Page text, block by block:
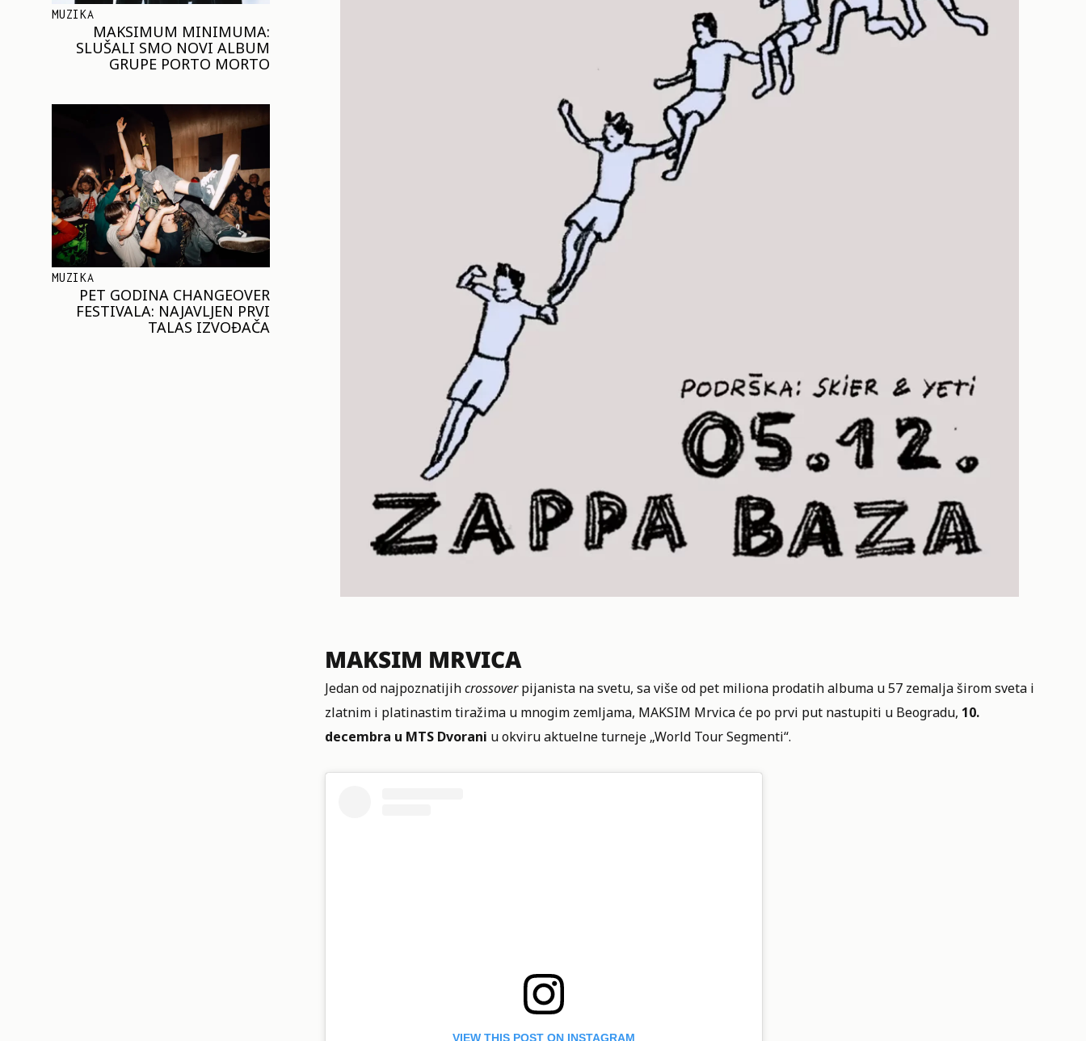
MUZIKA
MAKSIMUM MINIMUMA:
SLUŠALI SMO NOVI ALBUM
GRUPE PORTO MORTO
MUZIKA
PET GODINA CHANGEOVER
FESTIVALA: NAJAVLJEN PRVI
TALAS IZVOĐAČA
MAKSIM MRVICA
Jedan od najpoznatijihcrossoverpijanista na svetu, sa više od pet miliona prodatih albuma u 57 zemalja širom sveta i
zlatnim i platinastim tiražima u mnogim zemljama, MAKSIM Mrvica će po prvi put nastupiti u Beogradu, 10.
decembra u MTS Dvorani u okviru aktuelne turneje „World Tour Segmenti“.
VIEW THIS POST ON INSTAGRAM